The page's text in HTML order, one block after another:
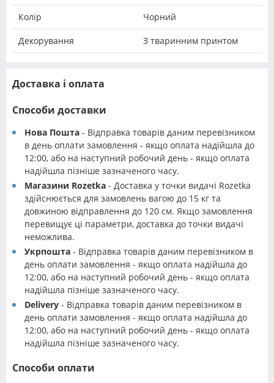
Колір Чорний
Декорування З тваринним принтом
Доставка і оплата
Способи доставки
Нова Пошта - Відправка товарів даним перевізником
в день оплати замовлення - якщо оплата надійшла до
12:00, або на наступний робочий день - якщо оплата
надійшла пізніше зазначеного часу.
Магазини Rozetka - Доставка у точки видачі Rozetka
здійснюється для замовлень вагою до 15 кг та
довжиною відправлення до 120 см. Якщо замовлення
перевищує ці параметри, доставка до точки видачі
неможлива.
Укрпошта - Відправка товарів даним перевізником в
день оплати замовлення - якщо оплата надійшла до
12:00, або на наступний робочий день - якщо оплата
надійшла пізніше зазначеного часу.
Delivery - Відправка товарів даним перевізником в
день оплати замовлення - якщо оплата надійшла до
12:00, або на наступний робочий день - якщо оплата
надійшла пізніше зазначеного часу.
Способи оплати